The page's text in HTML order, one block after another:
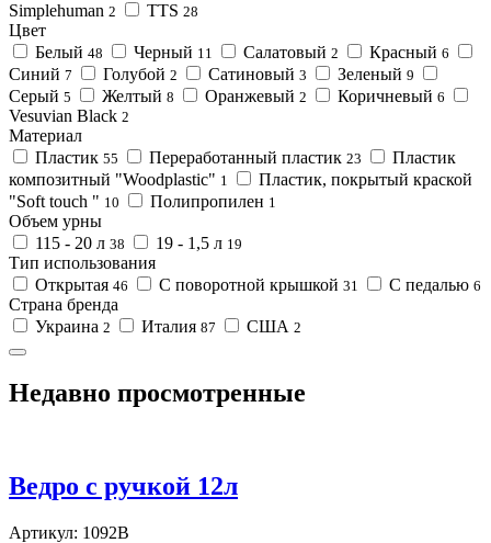
Simplehuman 2 TTS 28
Цвет
Белый 48 Черный 11 Салатовый 2 Красный 6
Синий 7 Голубой 2 Сатиновый 3 Зеленый 9
Серый 5 Желтый 8 Оранжевый 2 Коричневый 6
Vesuvian Black 2
Материал
Пластик 55 Переработанный пластик 23
Пластик
композитный "Woodplastic" 1
Пластик, покрытый краской
"Soft touch " 10 Полипропилен 1
Объем урны
115 - 20 л 38 19 - 1,5 л 19
Тип использования
Открытая 46 С поворотной крышкой 31 С педалью 6
Страна бренда
Украина 2 Италия 87 США 2
Недавно просмотренные
Ведро с ручкой 12л
Артикул: 1092B